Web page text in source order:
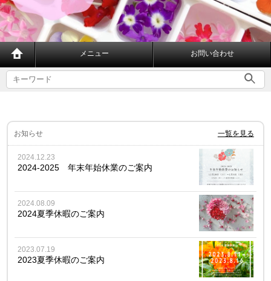
メニュー お問い合わせ
お知らせ 一覧を見る
2024.12.23
2024-2025 年末年始休業のご案内
2024.08.09
2024夏季休暇のご案内
2023.07.19
2023夏季休暇のご案内